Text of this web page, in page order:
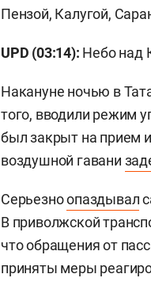
Пензой, Калугой,
UPD (03:14): Небо над
Накануне ночью в
того, вводили режим
был закрыт на прием
воздушной гавани
Серьезноопаздывал
В приволжской
что обращения от
приняты меры